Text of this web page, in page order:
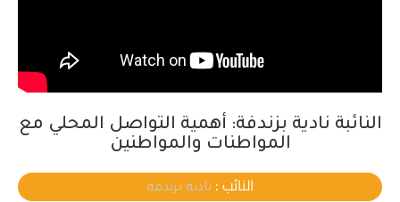
النائبة نادية بزندفة: أهمية التواصل المحلي مع
المواطنات والمواطنين
النائب : نادية بزندفة